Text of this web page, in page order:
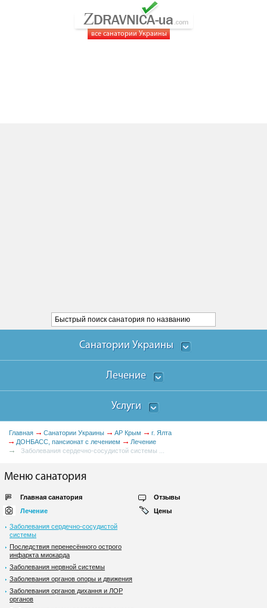
все санатории Украины
Санатории Украины
Лечение
Услуги
Главная Санатории Украины АР Крым
г. Ялта
ДОНБАСC, пансионат с лечением
Лечение
Заболевания сердечно-сосудистой системы ...
Меню санатория
Главная санатория
Отзывы
Лечение
Заболевания сердечно-сосудистой
системы
Последствия перенесённого острого
инфаркта миокарда
Заболевания нервной системы
Заболевания органов опоры и движения
Заболевания органов дихання и ЛОР
органов
Цены